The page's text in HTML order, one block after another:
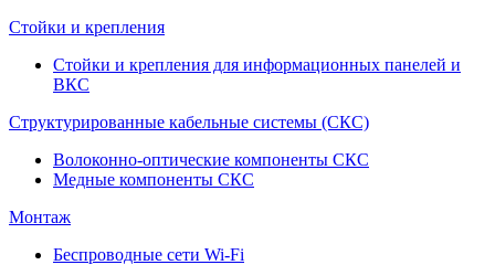
Стойки и крепления
Стойки и крепления для информационных панелей и
ВКС
Структурированные кабельные системы (СКС)
Волоконно-оптические компоненты СКС
Медные компоненты СКС
Монтаж
Беспроводные сети Wi-Fi